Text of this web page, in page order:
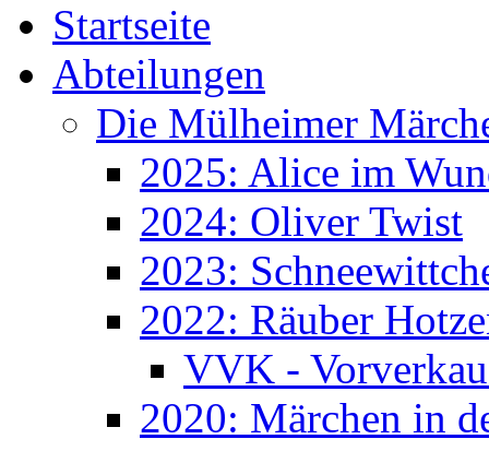
Startseite
Abteilungen
Die Mülheimer
2025: Alice im
2024: Oliver Twist
2023:
2022: Räuber
VVK -
2020: Märchen in